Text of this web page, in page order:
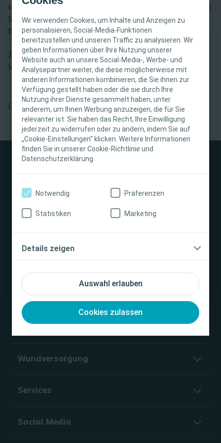
Wir verwenden Cookies, um Inhalte und Anzeigen zu
personalisieren, Social-Media-Funktionen
bereitzustellen und unseren Traffic zu analysieren. Wir
geben Informationen über Ihre Nutzung unserer
Website auch an unsere Social-Media-, Werbe- und
Analysepartner weiter, die diese möglicherweise mit
anderen Informationen kombinieren, die Sie ihnen zur
Verfügung gestellt haben oder die sie durch Ihre
Nutzung ihrer Dienste gesammelt haben, unter
anderem, um Ihnen Werbung anzuzeigen, die für Sie
relevanter ist. Sie haben das Recht, Ihre Einwilligung
jederzeit zu widerrufen oder zu ändern, indem Sie auf
„Cookie-Einstellungen“ klicken. Weitere Informationen
finden Sie in unserer Cookie-Richtlinie und
Datenschutzerklärung.
Auswahl erlauben
Cookies zulassen
Notwendig Präferenzen
Statistiken Marketing
Details zeigen
WICHTIGER HINWEIS
Diese Website richtet sich nur an medizinisches
Fachpersonal. Der Inhalt der Website ist für
fachliche Informations- und Fortbildungszwecke
bestimmt. Coloplast bietet keinen individuellen
medizinischen Rat. Die Verantwortung für die
individuelle Patientenversorgung liegt beim
medizinischen Fachpersonal. Detaillierte
Produktinformationen zu den vorgestellten
Produkten, einschließlich Anwendungshinweise,
Vorsichtsmaßnahmen und Warnhinweisen,
finden Sie in der Gebrauchsanweisung (IFU) des
Produkts, die vor der Verwendung sorgfältig zu
Ich bin eine medizinische Fachkraft
lernen können, den Darm zu kontrollieren. Dabei erfahren
Sie auch mehr zur transanalen Irrigation. Die
Seminarinhalte sind On-Demand jederzeit verfügbar.
Zielgruppe & Zeitaufwand: Pflegefachkräfte mit guten
Vorkenntnissen im Bereich Bowel Management.
Ca. 120 Minuten
Stomaversorgung
Unternehmen
Wundversorgung
Services
Social Media